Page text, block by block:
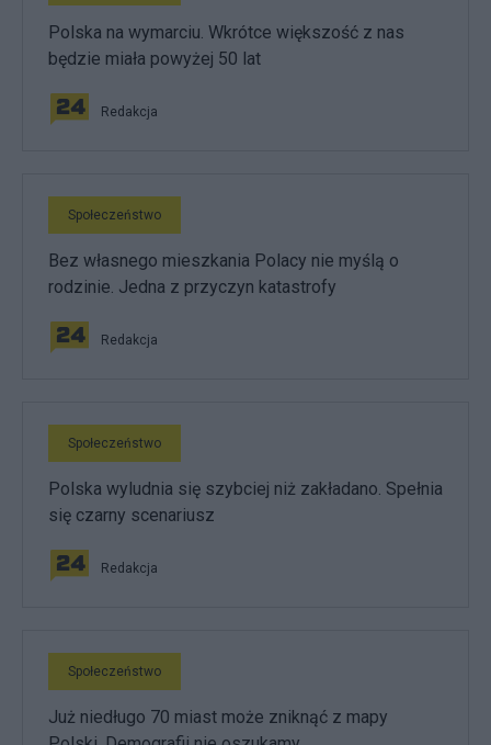
Polska na wymarciu. Wkrótce większość z nas
będzie miała powyżej 50 lat
Redakcja
Społeczeństwo
Bez własnego mieszkania Polacy nie myślą o
rodzinie. Jedna z przyczyn katastrofy
Redakcja
Społeczeństwo
Polska wyludnia się szybciej niż zakładano. Spełnia
się czarny scenariusz
Redakcja
Społeczeństwo
Już niedługo 70 miast może zniknąć z mapy